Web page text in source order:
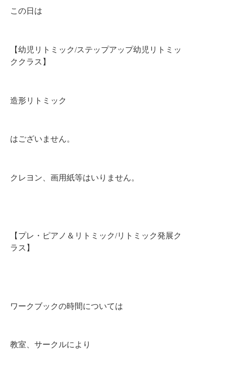
この日は
【幼児リトミック/ステップアップ幼児リトミッ
ククラス】
造形リトミック
はございません。
クレヨン、画用紙等はいりません。
【プレ・ピアノ＆リトミック/リトミック発展ク
ラス】
ワークブックの時間については
教室、サークルにより